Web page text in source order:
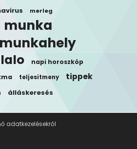
merleg
munka
munkahely
napi horoszkóp
teljesitmeny tippek
álláskeresés
adatkezelésekről